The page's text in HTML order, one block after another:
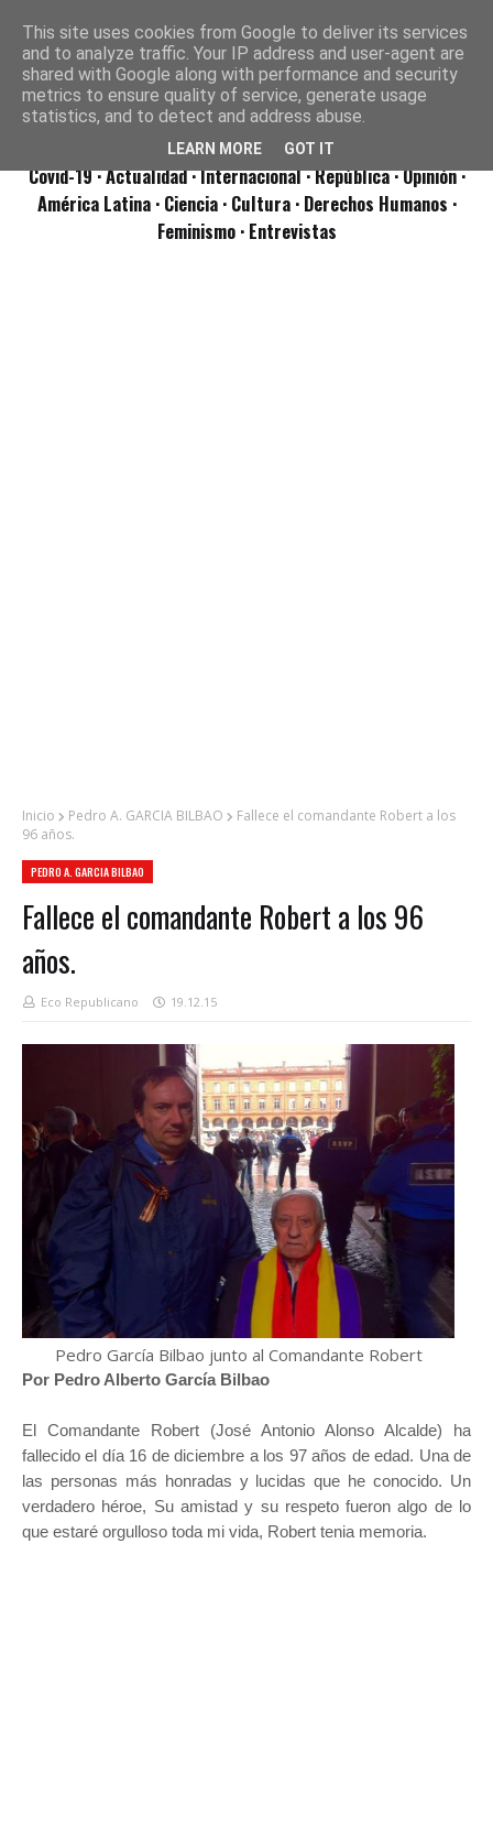
Covid-19· Actualidad· Internacional· República· Opinión·
América Latina · Ciencia · Cultura · Derechos Humanos ·
Feminismo · Entrevistas
Inicio Pedro A. GARCIA BILBAO
Fallece el comandante Robert a los
96 años.
PEDRO A. GARCIA BILBAO
Fallece el comandante Robert a los 96
años.
Eco Republicano 19.12.15
Pedro García Bilbao junto al Comandante Robert
Por Pedro Alberto García Bilbao
El Comandante Robert (José Antonio Alonso Alcalde) ha
fallecido el día 16 de diciembre a los 97 años de edad. Una de
las personas más honradas y lucidas que he conocido. Un
verdadero héroe, Su amistad y su respeto fueron algo de lo
que estaré orgulloso toda mi vida, Robert tenia memoria.
This site uses cookies from Google to deliver its services
and to analyze traffic. Your IP address and user-agent are
shared with Google along with performance and security
metrics to ensure quality of service, generate usage
statistics, and to detect and address abuse.
LEARN MORE GOT IT